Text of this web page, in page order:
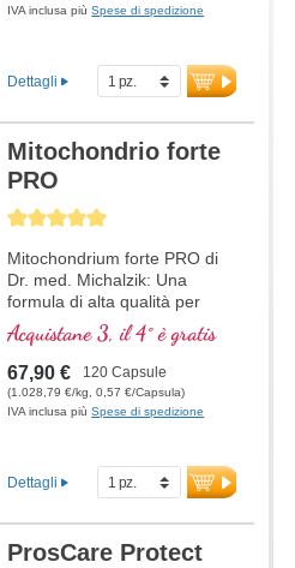
IVA inclusa piùSpese di spedizione
Dettagli
Average rating of 5 out of 5 stars
Mitochondrio forte
PRO
Mitochondrium forte PRO di
Dr. med. Michalzik: Una
formula di alta qualità per
supportare il metabolismo
energetico e la salute
cellulare. Include NADH, Q10,
Resveratrolo e Tiamina, che
promuovono il metabolismo
forma di Sodium-R-Lipoato.
Sigillatura senza alluminio e
qualità. Sviluppato da medici.
Acquistane 3, il 4° è gratis
67,90 € 120 Capsule
(1.028,79 €/kg, 0,57 €/Capsula)
IVA inclusa piùSpese di spedizione
Dettagli
ProsCare Protect